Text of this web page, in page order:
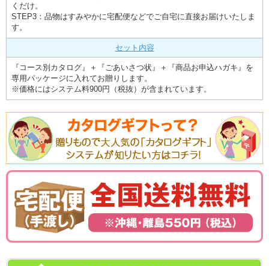
くだけ。
STEP3：品物はすみやかに宅配便などでご自宅に直接お届けいたしま
す。
セット内容
『コース別カタログ』＋『ごあいさつ状』＋『商品お申込ハガキ』を
専用パッケージに入れてお贈りします。
※価格にはシステム料900円（税抜）が含まれています。